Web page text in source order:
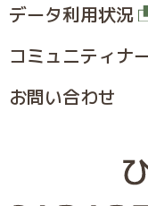
データ利用状況
コミュニティナ
お問い合わせ